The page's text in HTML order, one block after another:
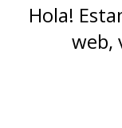
Hola!
web,